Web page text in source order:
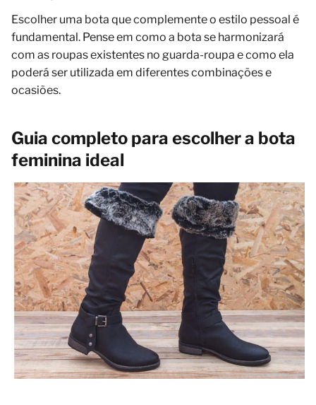
Escolher uma bota que complemente o estilo pessoal é
fundamental. Pense em como a bota se harmonizará
com as roupas existentes no guarda-roupa e como ela
poderá ser utilizada em diferentes combinações e
ocasiões.
Guia completo para escolher a bota
feminina ideal